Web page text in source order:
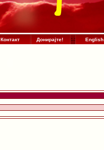
Контакт Донирајте! :. : English